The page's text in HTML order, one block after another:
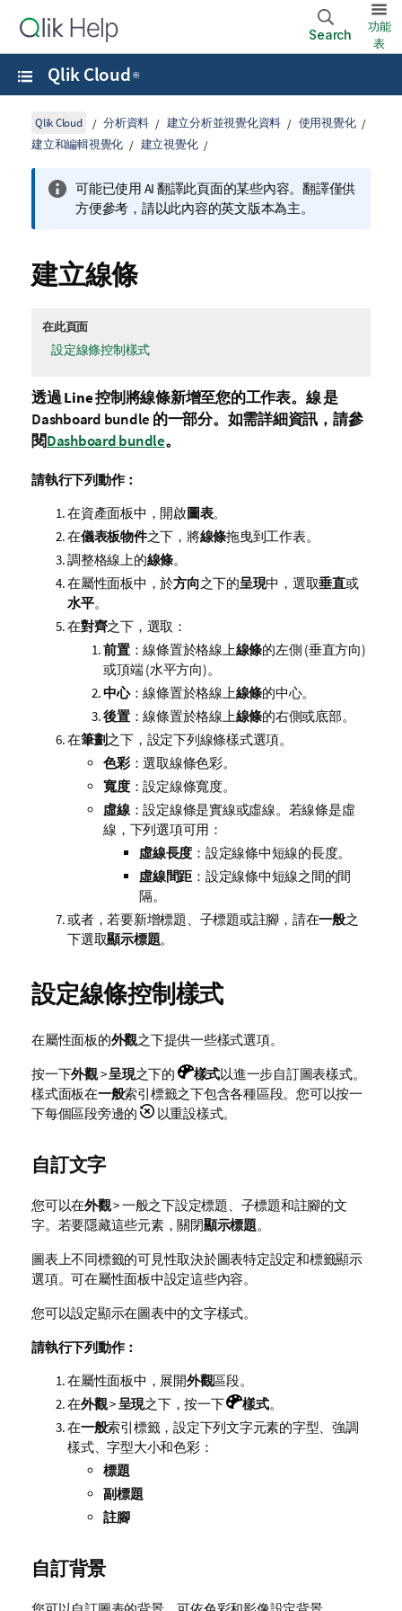
Search
功能
表
Qlik Cloud ®
Qlik Cloud 分析資料 建立分析並視覺化資料
使用視覺化
建立和編輯視覺化
建立視覺化
可能已使用 AI 翻譯此頁面的某些內容。翻譯僅供
方便參考，請以此內容的英文版本為主。
建立線條
在此頁面
設定線條控制樣式
透過Line控制將線條新增至您的工作表。 線是
Dashboard bundle 的一部分。如需詳細資訊，請參
閱Dashboard bundle。
請執行下列動作：
在資產面板中，開啟圖表。
在儀表板物件之下，將線條拖曳到工作表。
調整格線上的線條。
在屬性面板中，於方向之下的呈現中，選取垂直或
水平。
在對齊之下，選取：
前置：線條置於格線上線條的左側 (垂直方向)
或頂端 (水平方向)。
中心：線條置於格線上線條的中心。
後置：線條置於格線上線條的右側或底部。
在筆劃之下，設定下列線條樣式選項。
色彩：選取線條色彩。
寬度：設定線條寬度。
虛線：設定線條是實線或虛線。若線條是虛
線，下列選項可用：
虛線長度 ：設定線條中短線的長度。
虛線間距 ：設定線條中短線之間的間
隔。
或者，若要新增標題、子標題或註腳，請在一般之
下選取顯示標題。
設定線條控制樣式
在屬性面板的外觀之下提供一些樣式選項。
按一下外觀>呈現之下的 樣式以進一步自訂圖表樣式。
樣式面板在一般索引標籤之下包含各種區段。您可以按一
下每個區段旁邊的
以重設樣式。
自訂文字
您可以在外觀> 一般之下設定標題、子標題和註腳的文
字。若要隱藏這些元素，關閉顯示標題。
圖表上不同標籤的可見性取決於圖表特定設定和標籤顯示
選項。可在屬性面板中設定這些內容。
您可以設定顯示在圖表中的文字樣式。
請執行下列動作：
在屬性面板中，展開外觀區段。
在外觀> 呈現之下，按一下 樣式。
在一般索引標籤，設定下列文字元素的字型、強調
樣式、字型大小和色彩：
標題
副標題
註腳
自訂背景